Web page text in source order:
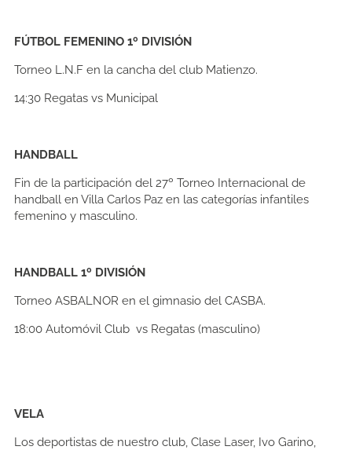
FÚTBOL FEMENINO 1º DIVISIÓN
Torneo L.N.F en la cancha del club Matienzo.
14:30 Regatas vs Municipal
HANDBALL
Fin de la participación del 27º Torneo Internacional de
handball en Villa Carlos Paz en las categorías infantiles
femenino y masculino.
HANDBALL 1º DIVISIÓN
Torneo ASBALNOR en el gimnasio del CASBA.
18:00 Automóvil Club vs Regatas (masculino)
VELA
Los deportistas de nuestro club, Clase Laser, Ivo Garino,